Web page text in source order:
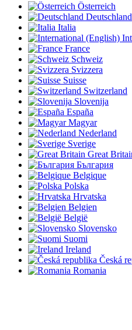
Österreich
Deutschland
Italia
France
Schweiz
Svizzera
Suisse
Switzerland
Slovenija
España
Magyar
Nederland
Sverige
Great
България
Belgique
Polska
Hrvatska
Belgien
België
Slovensko
Suomi
Ireland
Česká
Romania